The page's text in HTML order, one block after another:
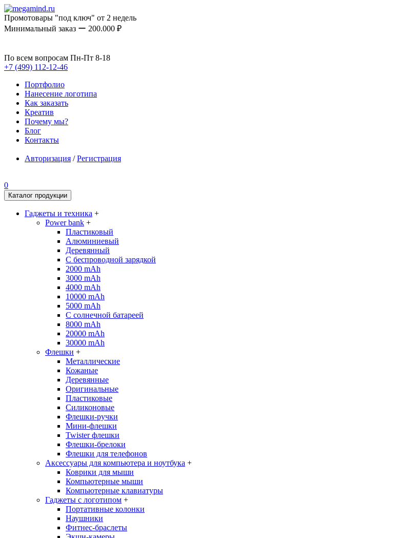
Промотовары "под ключ" от 2 недель
Минимальный заказ ー 200.000 ₽
По всем вопросам Пн-Пт 8-18
+7 (499) 112-12-46
Портфолио
Нанесение логотипа
Как заказать
Креатив
Почему мы?
Блог
Контакты
Авторизация /Регистрация
0
Каталог продукции
Гаджеты и техника +
Power bank +
Пластиковый
Алюминиевый
Деревянный
С беспроводной зарядкой
2000 mAh
3000 mAh
4000 mAh
10000 mAh
5000 mAh
С солнечной батареей
8000 mAh
20000 mAh
30000 mAh
Флешки +
Металлические
Кожаные
Деревянные
Оригинальные
Пластиковые
Силиконовые
Флешки-ручки
Мини-флешки
Twister флешки
Флешки-брелоки
Флешки для телефонов
Аксессуары для компьютера и ноутбука +
Коврики для мыши
Компьютерные мыши
Компьютерные клавиатуры
Гаджеты с логотипом +
Портативные колонки
Наушники
Фитнес-браслеты